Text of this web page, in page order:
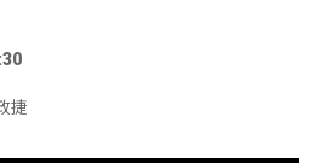
捷